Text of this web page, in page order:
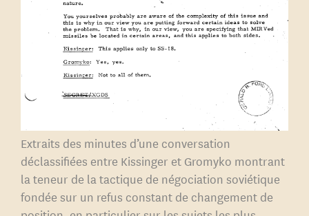
la période précédente une
compréhension du mode de
pensée de l’autre. Il s’agit en
effet, le plus souvent, non pas
d’aller sur le terrain de la
partie adverse mais de
camper sur ses positions et de
forcer le camp adverse à venir
à soi. Dans les circonstances
de l’après-guerre, avoir des
Extraits des minutes d’une conversation
déclassifiées entre Kissinger et Gromyko montrant
la teneur de la tactique de négociation soviétique
fondée sur un refus constant de changement de